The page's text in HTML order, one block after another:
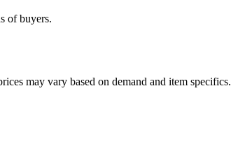
of buyers.
may vary based on demand and item specifics.